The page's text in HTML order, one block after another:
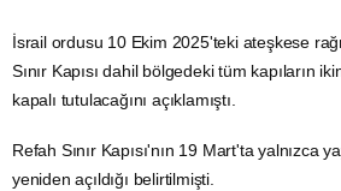
İsrailordusu 10 Ekim 2025'teki ateşkese
Sınır Kapısı dahil bölgedeki tüm kapıların
kapalı tutulacağını açıklamıştı.
Refah Sınır Kapısı'nın 19 Mart'ta yalnızca
yeniden açıldığı belirtilmişti.